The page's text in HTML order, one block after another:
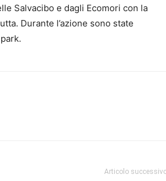
Salvacibo e dagli Ecomori con la
Durante l’azione sono state
Articolo